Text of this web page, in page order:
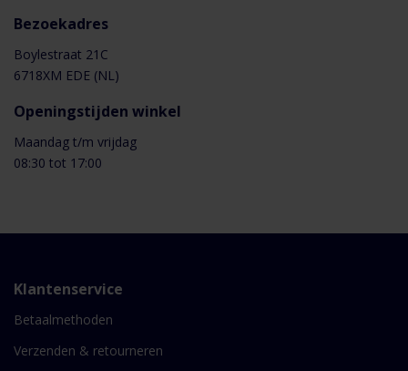
Bezoekadres
Boylestraat 21C
6718XM EDE (NL)
Openingstijden winkel
Maandag t/m vrijdag
08:30 tot 17:00
Klantenservice
Betaalmethoden
Verzenden & retourneren